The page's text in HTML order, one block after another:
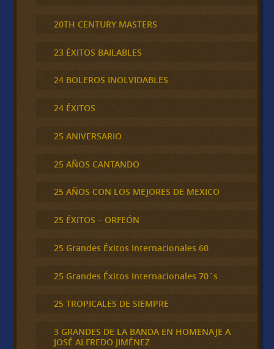
20TH CENTURY MASTERS
23 ÉXITOS BAILABLES
24 BOLEROS INOLVIDABLES
24 ÉXITOS
25 ANIVERSARIO
25 AÑOS CANTANDO
25 AÑOS CON LOS MEJORES DE MEXICO
25 ÉXITOS – ORFEÓN
25 Grandes Éxitos Internacionales 60
25 Grandes Éxitos Internacionales 70´s
25 TROPICALES DE SIEMPRE
3 GRANDES DE LA BANDA EN HOMENAJE A
JOSÉ ALFREDO JIMÉNEZ